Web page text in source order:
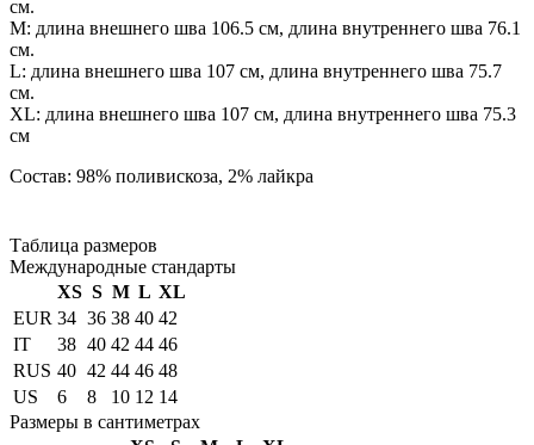
см.
М: длина внешнего шва 106.5 см, длина внутреннего шва 76.1
см.
L: длина внешнего шва 107 см, длина внутреннего шва 75.7
см.
XL: длина внешнего шва 107 см, длина внутреннего шва 75.3
см
Состав: 98% поливискоза, 2% лайкра
Таблица размеров
Международные стандарты
XS S M L XL
EUR 34 36 38 40 42
IT
38 40 42 44 46
RUS 40 42 44 46 48
US
6 8 10 12 14
Размеры в сантиметрах